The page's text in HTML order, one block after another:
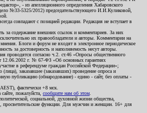
- из апелляционного определения Хабаровского
№33-5325/2012) председательствующего И.И.Куликовой,
совпадают с позицией редакции. Редакция не вступает в
за содержание внешних ссылок и комментариев. За них
их правообладатели и авторы. Комментарии на
Блоги и форум не входят в электронное периодическое
за достоверность и наполняемость несут авторы.
проводятся согласно ч.2. ст.46 «Опросы общественного
12.06.2002 г. № 67-ФЗ «Об основных гарантиях
в референдуме граждан Российской Федерации»;
(лица), заказавшее (заказавших) проведение опроса и
публикацию (обнародование) - едино - сайт, без оплаты -
фактически +8 мск.
пожалуйста, сообщите нам об этом
социальной, духовной жизни общества,
просветительские функции. Для мужчин и женщин. 16+ для